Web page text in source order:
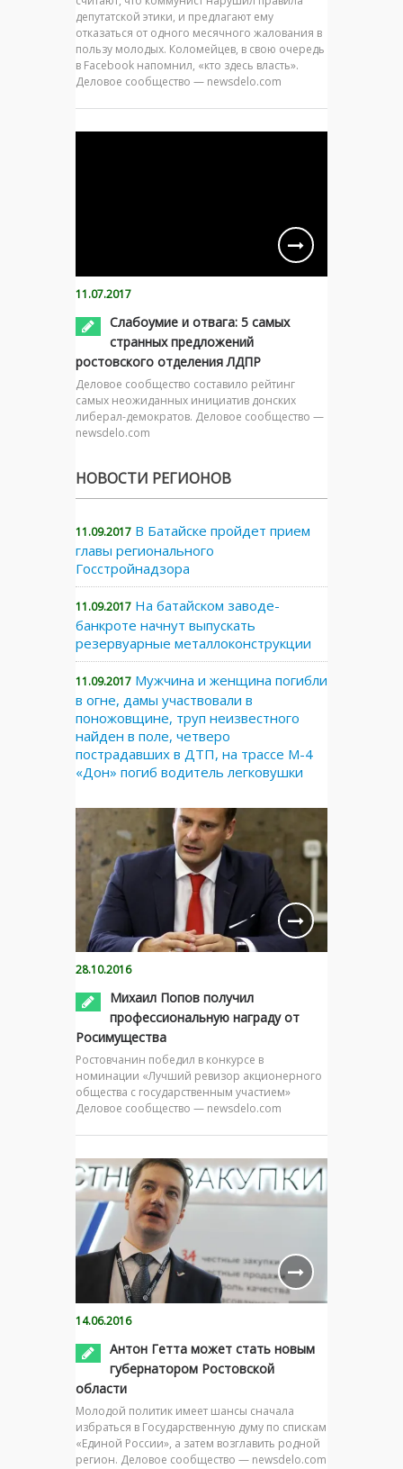
депутатской этики, и предлагают ему
отказаться от одного месячного жалования в
пользу молодых. Коломейцев, в свою очередь
в Facebook напомнил, «кто здесь власть».
Деловое сообщество — newsdelo.com
11.07.2017
Слабоумие и отвага: 5 самых
странных предложений
ростовского отделения ЛДПР
Деловое сообщество составило рейтинг
самых неожиданных инициатив донских
либерал-демократов. Деловое сообщество —
newsdelo.com
НОВОСТИ РЕГИОНОВ
11.09.2017 В Батайске пройдет прием
главы регионального
Госстройнадзора
11.09.2017 На батайском заводе-
банкроте начнут выпускать
резервуарные металлоконструкции
11.09.2017 Мужчина и женщина погибли
в огне, дамы участвовали в
поножовщине, труп неизвестного
найден в поле, четверо
пострадавших в ДТП, на трассе М-4
«Дон» погиб водитель легковушки
28.10.2016
Михаил Попов получил
профессиональную награду от
Росимущества
Ростовчанин победил в конкурсе в
номинации «Лучший ревизор акционерного
общества с государственным участием»
Деловое сообщество — newsdelo.com
14.06.2016
Антон Гетта может стать новым
губернатором Ростовской
области
Молодой политик имеет шансы сначала
избраться в Государственную думу по спискам
«Единой России», а затем возглавить родной
регион. Деловое сообщество — newsdelo.com